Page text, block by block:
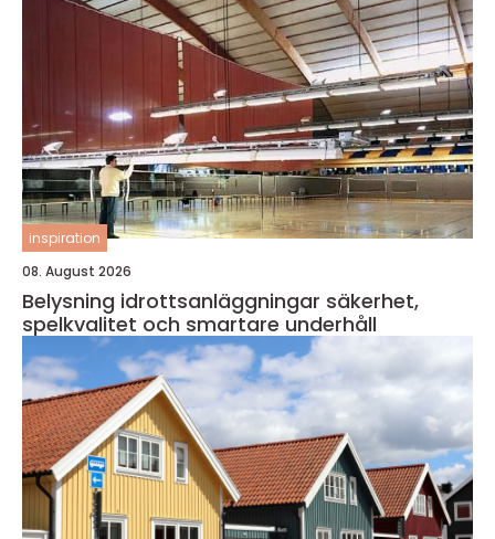
inspiration
08. August 2026
Belysning idrottsanläggningar säkerhet,
spelkvalitet och smartare underhåll